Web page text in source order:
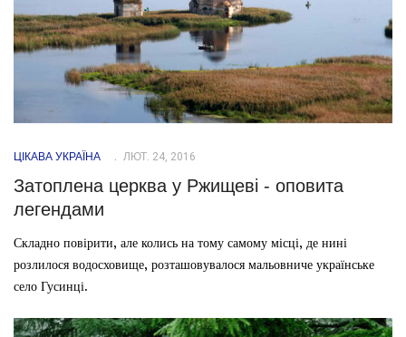
ЦІКАВА УКРАЇНА ЛЮТ. 24, 2016
Затоплена церква у Ржищеві - оповита
легендами
Складно повірити, але колись на тому самому місці, де нині
розлилося водосховище, розташовувалося мальовниче українське
село Гусинці.